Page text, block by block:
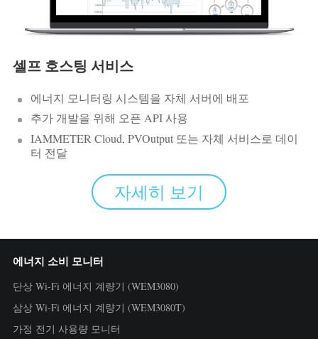
셀프 호스팅 서비스
에너지 모니터링 시스템을 자체 서버에 배포
추가 개발을 위해 오픈 API 사용
IAMMETER Cloud, PVOutput 또는 자체 서비스로 데이
터 전달
자세히 보기
에너지 소비 모니터
단상 Wi-Fi 에너지 계량기 (WEM3080)
삼상 Wi-Fi 에너지 계량기 (WEM3080T)
가정 전기 사용량 모니터